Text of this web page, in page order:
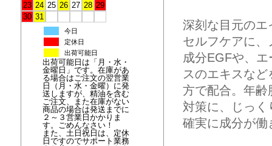
23 24 25 26 27 28 29
30 31
今日
定休日
出荷可能日
出荷可能日は「月・水・
金曜日」です。在庫があ
る場合はご注文の翌営業
日（月・水・金曜）に発
送しますが、精油を含む
ご注文、また在庫がない
商品の場合は発送までに
２～３営業日かかりま
す。ごめんなさい！
また、土日祝日は、定休
日ですのでサポート業務
深刻な目元のエ
セルフケアに、
成分EGFや、
スのエキスな
方で配合。年齢
対策に、じっ
確実に成分が働